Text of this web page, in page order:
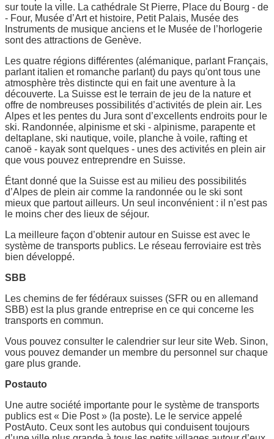
sur toute la ville. La cathédrale St Pierre, Place du Bourg - de
- Four, Musée d’Art et histoire, Petit Palais, Musée des
Instruments de musique anciens et le Musée de l’horlogerie
sont des attractions de Genève.
Les quatre régions différentes (alémanique, parlant Français,
parlant italien et romanche parlant) du pays qu'ont tous une
atmosphère très distincte qui en fait une aventure à la
découverte. La Suisse est le terrain de jeu de la nature et
offre de nombreuses possibilités d’activités de plein air. Les
Alpes et les pentes du Jura sont d’excellents endroits pour le
ski. Randonnée, alpinisme et ski - alpinisme, parapente et
deltaplane, ski nautique, voile, planche à voile, rafting et
canoë - kayak sont quelques - unes des activités en plein air
que vous pouvez entreprendre en Suisse.
Étant donné que la Suisse est au milieu des possibilités
d’Alpes de plein air comme la randonnée ou le ski sont
mieux que partout ailleurs. Un seul inconvénient : il n’est pas
le moins cher des lieux de séjour.
La meilleure façon d’obtenir autour en Suisse est avec le
système de transports publics. Le réseau ferroviaire est très
bien développé.
SBB
Les chemins de fer fédéraux suisses (SFR ou en allemand
SBB) est la plus grande entreprise en ce qui concerne les
transports en commun.
Vous pouvez consulter le calendrier sur leur site Web. Sinon,
vous pouvez demander un membre du personnel sur chaque
gare plus grande.
Postauto
Une autre société importante pour le système de transports
publics est « Die Post » (la poste). Le le service appelé
PostAuto. Ceux sont les autobus qui conduisent toujours